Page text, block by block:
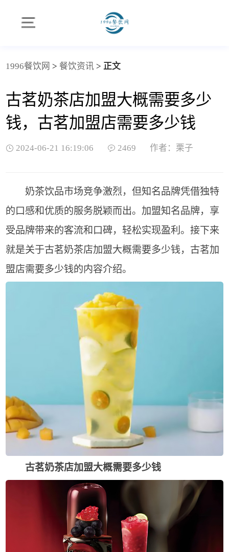
1996餐饮网 > 餐饮资讯 > 正文
古茗奶茶店加盟大概需要多少
钱，古茗加盟店需要多少钱
2024-06-21 16:19:06 2469 作者：栗子
奶茶饮品市场竞争激烈，但知名品牌凭借独特
的口感和优质的服务脱颖而出。加盟知名品牌，享
受品牌带来的客流和口碑，轻松实现盈利。接下来
就是关于古茗奶茶店加盟大概需要多少钱，古茗加
盟店需要多少钱的内容介绍。
古茗奶茶店加盟大概需要多少钱